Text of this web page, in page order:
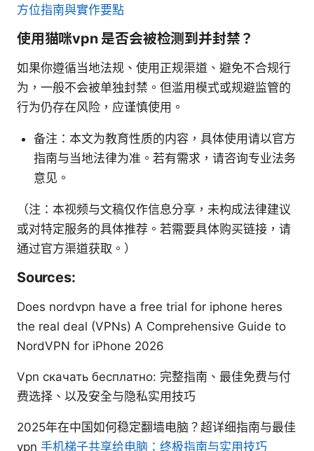
方位指南與實作要點
使用猫咪vpn 是否会被检测到并封禁？
如果你遵循当地法规、使用正规渠道、避免不合规行
为，一般不会被单独封禁。但滥用模式或规避监管的
行为仍存在风险，应谨慎使用。
备注：本文为教育性质的内容，具体使用请以官方
指南与当地法律为准。若有需求，请咨询专业法务
意见。
（注：本视频与文稿仅作信息分享，未构成法律建议
或对特定服务的具体推荐。若需要具体购买链接，请
通过官方渠道获取。）
Sources:
Does nordvpn have a free trial for iphone heres
the real deal (VPNs) A Comprehensive Guide to
NordVPN for iPhone 2026
Vpn скачать бесплатно: 完整指南、最佳免费与付
费选择、以及安全与隐私实用技巧
2025年在中国如何稳定翻墙电脑？超详细指南与最佳
vpn 手机梯子共享给电脑：终极指南与实用技巧